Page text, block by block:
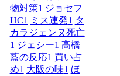
物対策1 ジョセフ
HC1 ミス連発1 タ
カラジェンヌ死亡
1 ジェシー1 高橋
藍の反応1 買い占
め1 大阪の味1 ほ